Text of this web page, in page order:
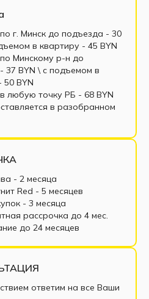
блоком
г. Минск до подъезда - 30
в квартиру - 45 BYN
Минскому р-н до
37 BYN \ c подъемом в
50 BYN
любую точку РБ - 68 BYN
в разобранном
- 2 месяца
Red - 5 месяцев
- 3 месяца
рассрочка до 4 мес.
до 24 месяцев
ответим на все Ваши